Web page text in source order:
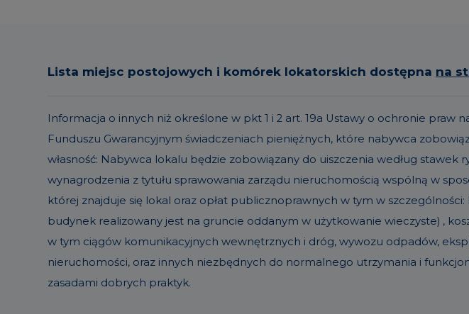
Lista miejsc postojowych i komórek lokatorskich dostępna na
Informacja o innych niż określone w pkt 1 i 2 art. 19a Ustawy o ochronie
Funduszu Gwarancyjnym świadczeniach pieniężnych, które nabywca
własność: Nabywca lokalu będzie zobowiązany do uiszczenia według
wynagrodzenia z tytułu sprawowania zarządu nieruchomością wspólną w
której znajduje się lokal oraz opłat publicznoprawnych w tym w
budynek realizowany jest na gruncie oddanym w użytkowanie wieczyste) ,
w tym ciągów komunikacyjnych wewnętrznych i dróg, wywozu odpadów,
nieruchomości, oraz innych niezbędnych do normalnego utrzymania i
zasadami dobrych praktyk.